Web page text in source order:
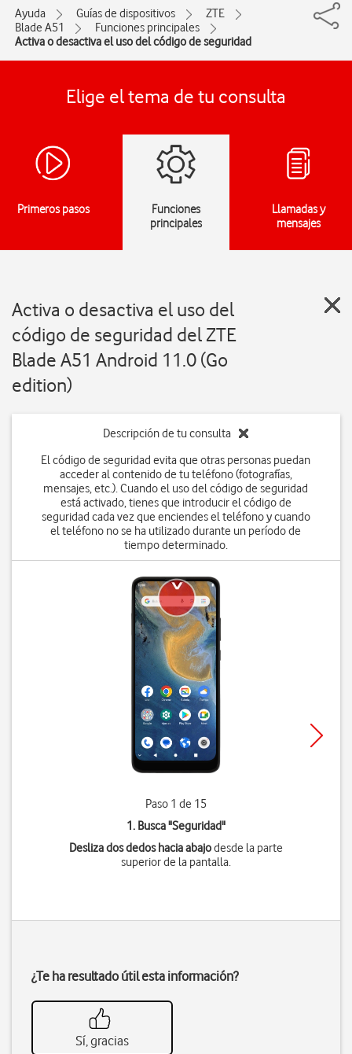
Ayuda Guías de dispositivos
ZTE
Blade A51
Funciones principales
Activa o desactiva el uso del código de seguridad
Elige el tema de tu consulta
Primeros pasos
Funciones
principales
Llamadas y
mensajes
Activa o desactiva el uso del
código de seguridad del ZTE
Blade A51 Android 11.0 (Go
edition)
Descripción de tu consulta
El código de seguridad evita que otras personas puedan
acceder al contenido de tu teléfono (fotografías,
mensajes, etc.). Cuando el uso del código de seguridad
está activado, tienes que introducir el código de
seguridad cada vez que enciendes el teléfono y cuando
el teléfono no se ha utilizado durante un período de
tiempo determinado.
Paso 1 de 15
1. Busca "Seguridad"
Desliza dos dedos hacia abajodesde la parte
superior de la pantalla.
¿Te ha resultado útil esta información?
Sí, gracias